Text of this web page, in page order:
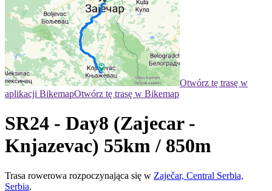
Otwórz tę trasę w
aplikacji BikemapOtwórz tę trasę w Bikemap
SR24 - Day8 (Zajecar -
Knjazevac) 55km / 850m
Trasa rowerowa rozpoczynająca się w Zaječar, Central Serbia,
Serbia.